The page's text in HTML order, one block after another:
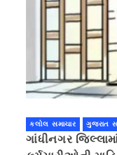
કલોલ સમાચાર ગુજરાત
ગાંધીનગર